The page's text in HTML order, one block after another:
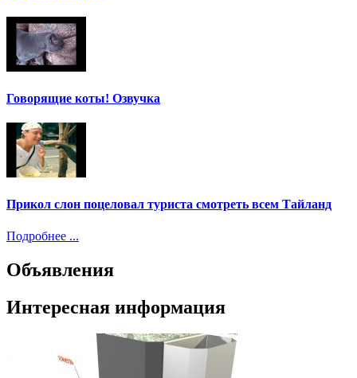
Говорящие коты! Озвучка
Прикол слон поцеловал туриста смотреть всем Тайланд
Подробнее ...
Объявления
Интересная информация